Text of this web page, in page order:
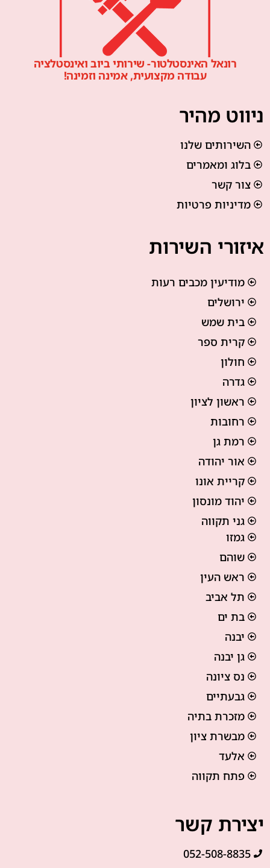
רונאל האינסטלטור- שירותי ביוב ואינסטלציה
עבודה מקצועית, אמינה וזמינה!
ניווט מהיר
השירותים שלנו
בלוג ומאמרים
צור קשר
מדיניות פרטיות
איזורי השירות
מודיעין מכבים רעות
ירושלים
בית שמש
קרית ספר
חולון
גדרה
ראשון לציון
רחובות
רמת גן
אור יהודה
קריית אונו
יהוד מונסון
גני תקווה
גמזו
שוהם
ראש העין
תל אביב
בת ים
יבנה
גן יבנה
נס ציונה
גבעתיים
מזכרת בתיה
מבשרת ציון
אלעד
פתח תקווה
יצירת קשר
052-508-8835